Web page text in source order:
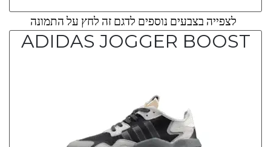
לצפייה בצבעים נוספים לדגם זה לחץ על התמונה
ADIDAS JOGGER BOOST